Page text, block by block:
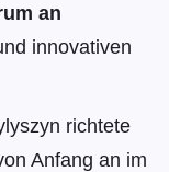
an
innovativen
richtete
Anfang an im